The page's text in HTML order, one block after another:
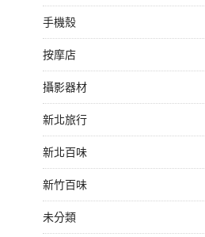
手機殼
按摩店
攝影器材
新北旅行
新北百味
新竹百味
未分類